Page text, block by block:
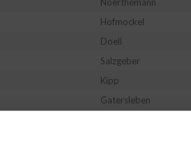
Hofmockel
Doell
Salzgeber
Kipp
Gatersleben